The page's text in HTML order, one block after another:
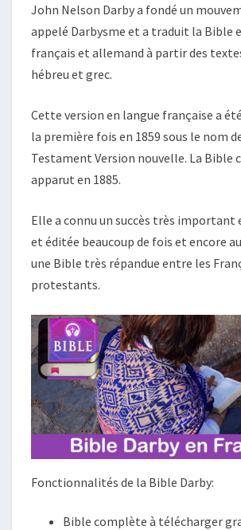
John Nelson Darby a fondé un
appelé Darbysme et a traduit la Bible
français et allemand à partir des
hébreu et grec.
Cette version en langue française a
la première fois en 1859 sous le nom
Testament Version nouvelle. La Bible
apparut en 1885.
Elle a connu un succès très important
et éditée beaucoup de fois et encore
une Bible très répandue entre les
protestants.
Fonctionnalités de la Bible Darby:
Bible complète à télécharger